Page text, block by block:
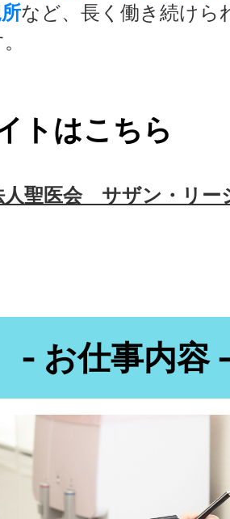
など、長く働き続けら
トはこちら
人聖医会 サザン・リー
- お仕事内容